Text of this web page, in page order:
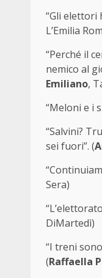
“Gli elettori
L’Emilia
“Perché il
nemico al
Emiliano,
“Meloni e i
“Salvini?
sei fuori”. (
Sera)
DiMartedì)
“I treni
(Raffaella